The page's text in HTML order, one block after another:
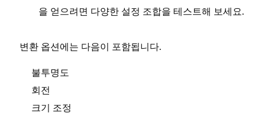
을 얻으려면 다양한 설정 조합을 테스트해 보세요.
변환 옵션에는 다음이 포함됩니다.
불투명도
회전
크기 조정